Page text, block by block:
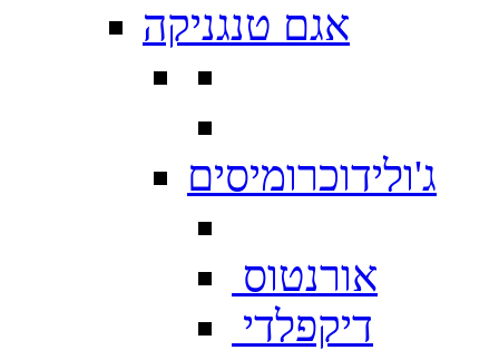
אגם טנגניקה
ג'ולידוכרומיסים
אורנטוס
דיקפלדי